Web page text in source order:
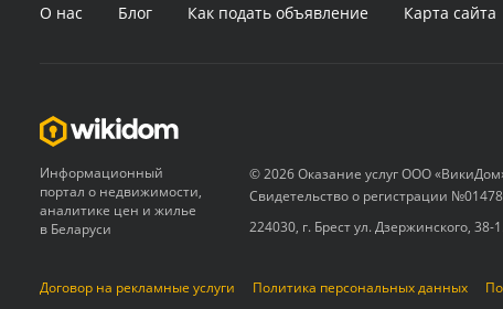
О нас Блог Как подать объявление Карта сайта
Информационный
портал о недвижимости,
аналитике цен и жилье
в Беларуси
© 2026 Оказание услуг ООО
Свидетельство о регистрации
224030, г. Брест ул. Дзержинского,
Договор на рекламные услуги Политика персональных данных